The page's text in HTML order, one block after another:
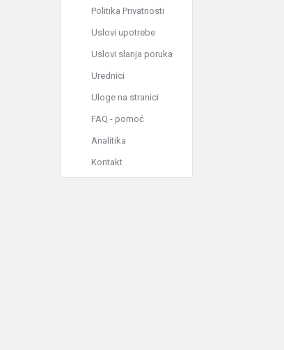
Politika Privatnosti
Uslovi upotrebe
Uslovi slanja poruka
Urednici
Uloge na stranici
FAQ - pomoć
Analitika
Kontakt